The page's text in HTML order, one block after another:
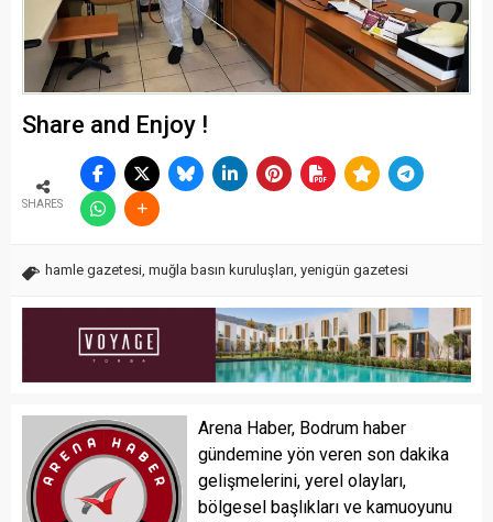
Share and Enjoy !
SHARES
hamle gazetesi, muğla basın kuruluşları, yenigün gazetesi
Arena Haber, Bodrum haber
gündemine yön veren son dakika
gelişmelerini, yerel olayları,
bölgesel başlıkları ve kamuoyunu